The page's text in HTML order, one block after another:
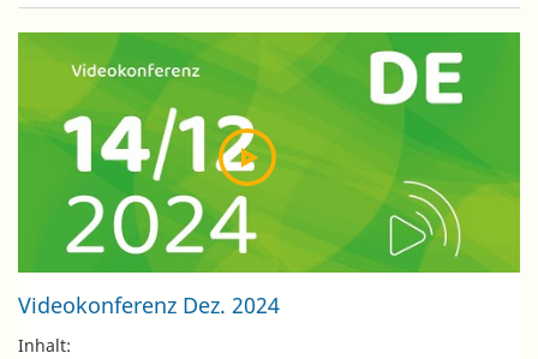
Videokonferenz Dez. 2024
Inhalt: